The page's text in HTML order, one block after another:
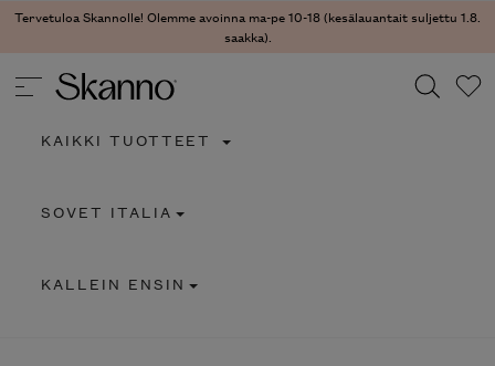
Tervetuloa Skannolle! Olemme avoinna ma-pe 10-18 (kesälauantait suljettu 1.8.
saakka).
Type 2 or more characters for results.
KAIKKI TUOTTEET
SOVET ITALIA
KALLEIN ENSIN